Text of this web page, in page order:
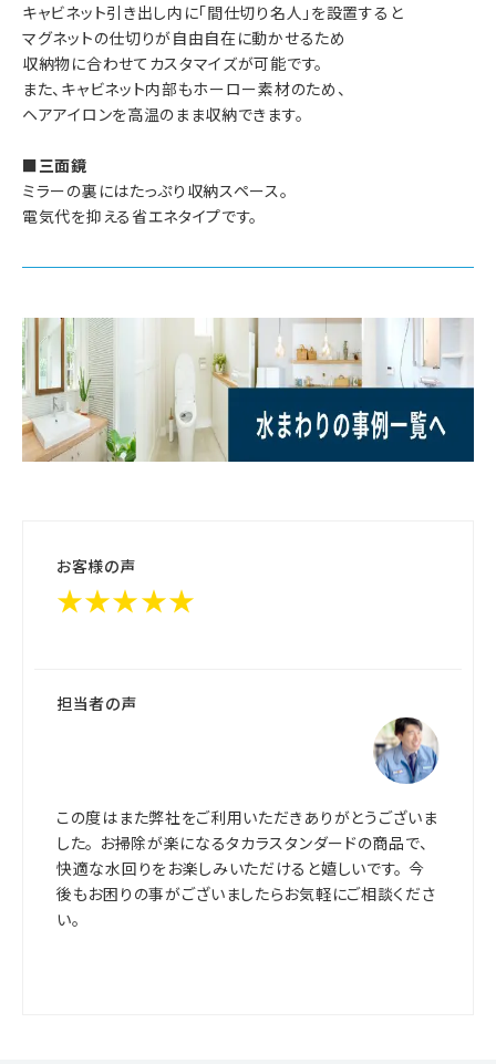
キャビネット引き出し内に「間仕切り名人」を設置すると
マグネットの仕切りが自由自在に動かせるため
収納物に合わせてカスタマイズが可能です。
また、キャビネット内部もホーロー素材のため、
ヘアアイロンを高温のまま収納できます。
■三面鏡
ミラーの裏にはたっぷり収納スペース。
電気代を抑える省エネタイプです。
お客様の声
★★★★★
担当者の声
この度はまた弊社をご利用いただきありがとうございま
した。 お掃除が楽になるタカラスタンダードの商品で、
快適な水回りをお楽しみいただけると嬉しいです。 今
後もお困りの事がございましたらお気軽にご相談くださ
い。